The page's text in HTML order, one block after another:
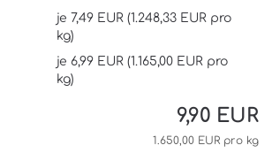
je 7,49 EUR (1.248,33 EUR pro
kg)
je 6,99 EUR (1.165,00 EUR pro
kg)
9,90 EUR
1.650,00 EUR pro kg